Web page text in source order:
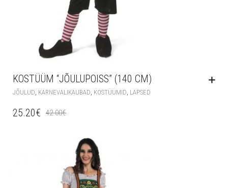
KOSTÜÜM “JÕULUPOISS” (140 CM)
JÕULUD, KARNEVALIKAUBAD, KOSTÜÜMID, LAPSED
42.00€
25.20€